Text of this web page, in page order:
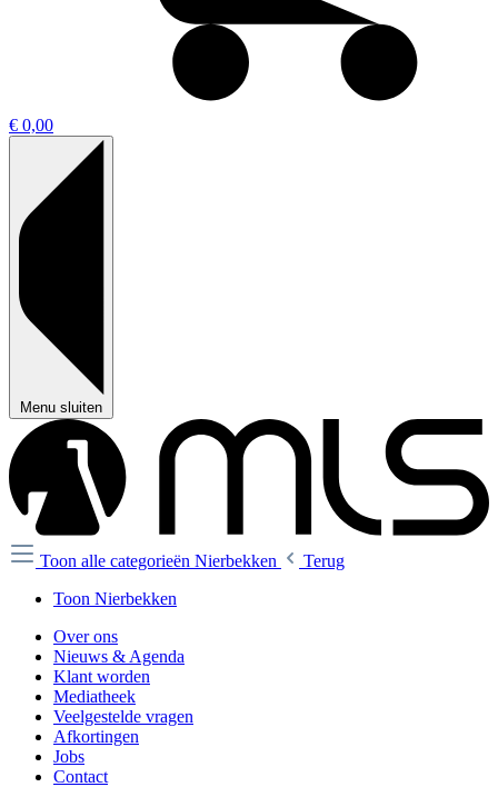
€ 0,00
Menu sluiten
Toon alle categorieën Nierbekken
Terug
Toon Nierbekken
Over ons
Nieuws & Agenda
Klant worden
Mediatheek
Veelgestelde vragen
Afkortingen
Jobs
Contact